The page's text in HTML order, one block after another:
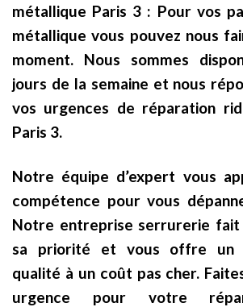
métallique Paris 3 : Pour vos
métallique vous pouvez nous
moment. Nous sommes
jours de la semaine et nous
vos urgences de réparation
Paris 3.
Notre équipe d’expert vous
compétence pour vous
Notre entreprise serrurerie fait
sa priorité et vous offre un
qualité à un coût pas cher.
urgence pour votre